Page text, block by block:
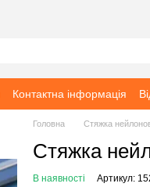
Контактна інформація
Головна Стяжка
Стяжка
В наявності Артикул: